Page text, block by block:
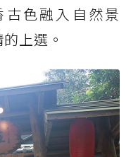
色融入自然景
上選。